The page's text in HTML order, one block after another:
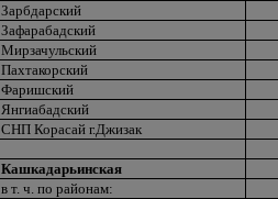
Зарбдарский
Зафарабадский
Мирзачульский
Пахтакорский
Фаришский
Янгиабадский
СНП Корасай г.Джизак
Кашкадарьинская
в т. ч. по районам: